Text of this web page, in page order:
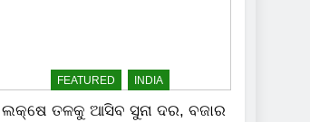
FEATURED INDIA
ଲକ୍ଷେ ତଳକୁ ଆସିବ ସୁନା ଦର, ବଜାର